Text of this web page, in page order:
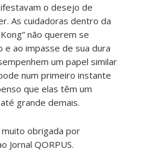
o desejo de
As cuidadoras dentro da
não querem se
ao impasse de sua dura
um papel similar
num primeiro instante
que elas têm um
grande demais.
obrigada por
Jornal QORPUS.